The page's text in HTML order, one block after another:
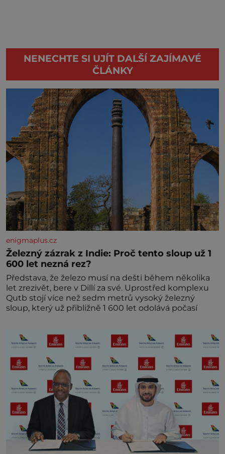
NENECHTE SI UJÍT DALŠÍ ZAJÍMAVÉ
ČLÁNKY
enigmaplus.cz
Železný zázrak z Indie: Proč tento sloup už 1
600 let nezná rez?
Představa, že železo musí na dešti během několika
let zrezivět, bere v Dillí za své. Uprostřed komplexu
Qutb stojí více než sedm metrů vysoký železný
sloup, který už přibližně 1 600 let odolává počasí